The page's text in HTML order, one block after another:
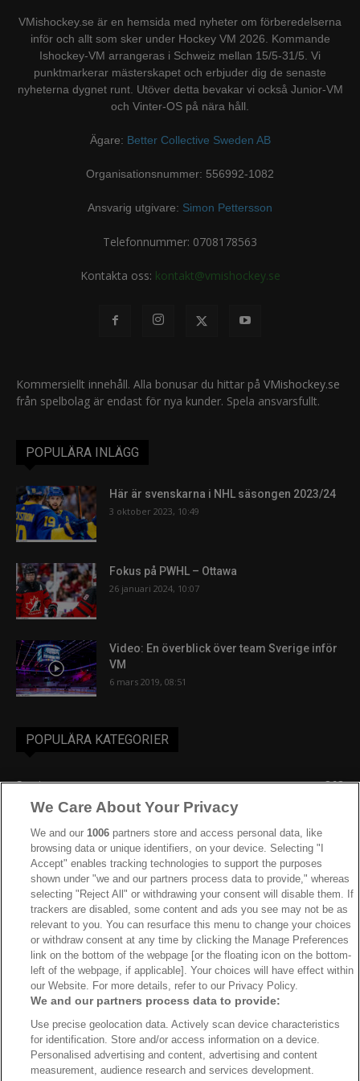
VMishockey.se är en hemsida med nyheter om förberedelserna
inför och allt som sker under Hockey VM 2026. Kommande
Ishockey-VM arrangeras i Schweiz mellan 15/5-31/5. Vi
punktmarkerar mästerskapet och erbjuder dig de senaste
nyheterna dygnet runt. Utöver detta bevakar vi också Junior-VM
och Vinter-OS på nära håll.
Ägare: Better Collective Sweden AB
Organisationsnummer: 556992-1082
Ansvarig utgivare: Simon Pettersson
Telefonnummer: 0708178563
Kontakta oss: kontakt@vmishockey.se
Kommersiellt innehåll. Alla bonusar du hittar på VMishockey.se
från spelbolag är endast för nya kunder. Spela ansvarsfullt.
POPULÄRA INLÄGG
Här är svenskarna i NHL säsongen 2023/24
3 oktober 2023, 10:49
Fokus på PWHL – Ottawa
26 januari 2024, 10:07
Video: En överblick över team Sverige inför
VM
6 mars 2019, 08:51
POPULÄRA KATEGORIER
Sverige
863
Ishockey-VM
IIHF
JVM
Kanada
205
Dam VM
187
Finland
181
Video
179
Ishockey-OS
175
Om oss Redaktionen Kontakta oss Cookies Integritetspolicy
© 2026 VMishockey.se | Alla rättigheter är reserverade.
We Care About Your Privacy
We and our1006 partners store and access personal data, like
browsing data or unique identifiers, on your device. Selecting "I
Accept" enables tracking technologies to support the purposes
shown under "we and our partners process data to provide," whereas
selecting "Reject All" or withdrawing your consent will disable them. If
trackers are disabled, some content and ads you see may not be as
relevant to you. You can resurface this menu to change your choices
or withdraw consent at any time by clicking the Manage Preferences
link on the bottom of the webpage [or the floating icon on the bottom-
left of the webpage, if applicable]. Your choices will have effect within
our Website. For more details, refer to our Privacy Policy.
We and our partners process data to provide:
Use precise geolocation data. Actively scan device characteristics
for identification. Store and/or access information on a device.
Personalised advertising and content, advertising and content
measurement, audience research and services development.